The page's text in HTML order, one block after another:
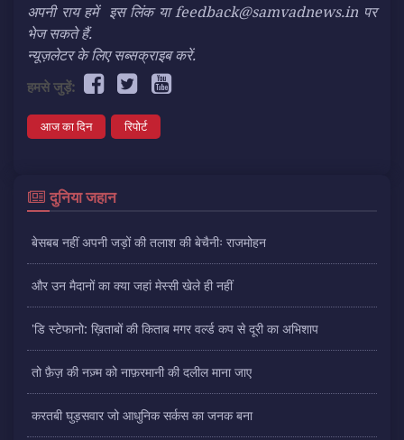
अपनी राय हमें इस लिंक या feedback@samvadnews.in पर
भेज सकते हैं.
न्यूज़लेटर के लिए सब्सक्राइब करें.
हमसे जुड़ें:
आज का दिन रिपोर्ट
दुनिया जहान
बेसबब नहीं अपनी जड़ों की तलाश की बेचैनीः राजमोहन
और उन मैदानों का क्या जहां मेस्सी खेले ही नहीं
'डि स्टेफानो: ख़िताबों की किताब मगर वर्ल्ड कप से दूरी का अभिशाप
तो फ़ैज़ की नज़्म को नाफ़रमानी की दलील माना जाए
करतबी घुड़सवार जो आधुनिक सर्कस का जनक बना